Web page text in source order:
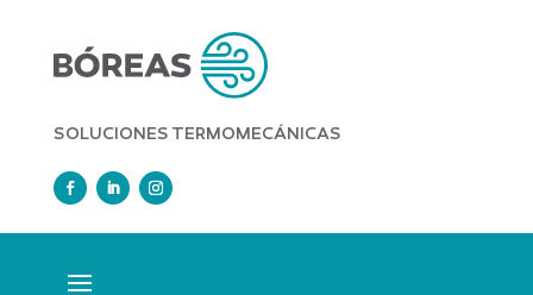
SOLUCIONES TERMOMECÁNICAS